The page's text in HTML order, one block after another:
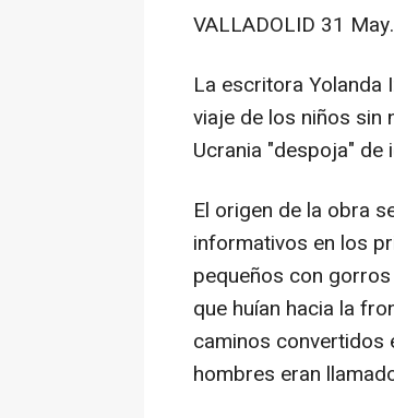
VALLADOLID 31
La escritora Yolanda
viaje de los niños sin
Ucrania "despoja" de
El origen de la obra
informativos en los
pequeños con
que huían hacia la
caminos convertidos
hombres eran